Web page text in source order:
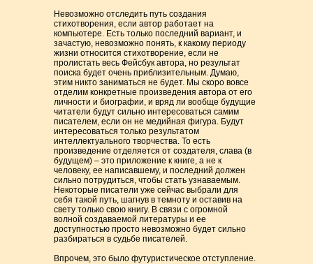
Невозможно отследить путь создания
стихотворения, если автор работает на
компьютере. Есть только последний вариант, и
зачастую, невозможно понять, к какому периоду
жизни относится стихотворение, если не
пролистать весь Фейсбук автора, но результат
поиска будет очень приблизительным. Думаю,
этим никто заниматься не будет. Мы скоро вовсе
отделим конкретные произведения автора от его
личности и биографии, и вряд ли вообще будущие
читатели будут сильно интересоваться самим
писателем, если он не медийная фигура. Будут
интересоваться только результатом
интеллектуального творчества. То есть
произведение отделяется от создателя, слава (в
будущем) – это приложение к книге, а не к
человеку, ее написавшему, и последний должен
сильно потрудиться, чтобы стать узнаваемым.
Некоторые писатели уже сейчас выбрали для
себя такой путь, шагнув в темноту и оставив на
свету только свою книгу. В связи с огромной
волной создаваемой литературы и ее
доступностью просто невозможно будет сильно
разбираться в судьбе писателей.
Впрочем, это было футуристическое отступление.